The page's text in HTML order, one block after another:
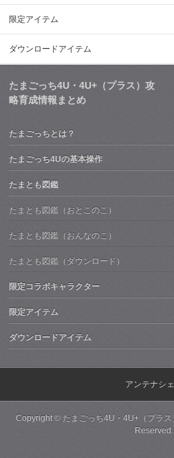
限定アイテム
ダウンロードアイテム
たまごっち4U・4U+（プラス）攻
略育成情報まとめ
たまごっちとは？
たまごっち4Uの基本操作
たまとも図鑑
たまとも図鑑（おとこのこ）
たまとも図鑑（おんなのこ）
たまとも図鑑（ダウンロード）
限定コラボキャラクター
限定アイテム
ダウンロードアイテム
アンテナシ
Copyright © たまごっち4U・4U+（プラ
Reserved.